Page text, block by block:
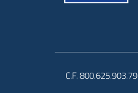
C.F. 800.625.903.79